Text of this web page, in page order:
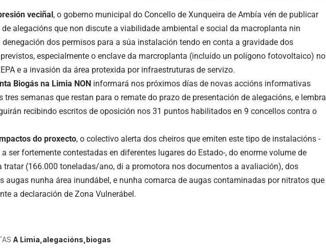
veciñal, o goberno municipal do Concello de Xunqueira de Ambía vén de publicar
de alegacións que non discute a viabilidade ambiental e social da macroplanta nin
denegación dos permisos para a súa instalación tendo en conta a gravidade dos
especialmente o enclave da marcroplanta (incluído un polígono fotovoltaico) no
e a invasión da área protexida por infraestruturas de servizo.
Biogás na Limia NON informará nos próximos días de novas accións informativas
tres semanas que restan para o remate do prazo de presentación de alegacións, e lembra
recibindo escritos de oposición nos 31 puntos habilitados en 9 concellos contra o
do proxecto, o colectivo alerta dos cheiros que emiten este tipo de instalacións -
ser fortemente contestadas en diferentes lugares do Estado-, do enorme volume de
tratar (166.000 toneladas/ano, di a promotora nos documentos a avaliación), dos
augas nunha área inundábel, e nunha comarca de augas contaminadas por nitratos que
a declaración de Zona Vulnerábel.
A Limia alegacións biogas